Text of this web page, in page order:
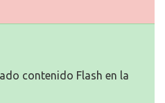
contenido Flash en la